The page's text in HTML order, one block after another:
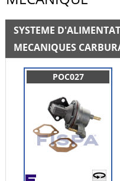
SYSTEME
MECANIQUES
POC027